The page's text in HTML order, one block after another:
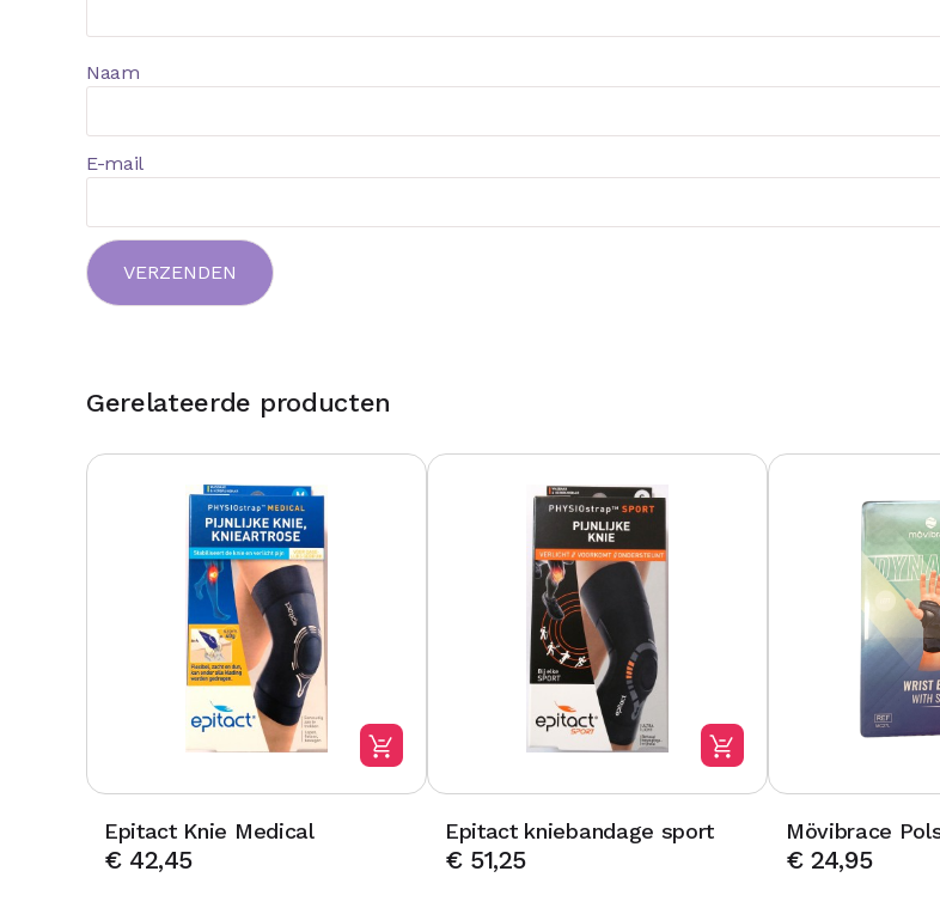
Naam
E-mail
Gerelateerde producten
Epitact Knie Medical
€42,45
Epitact kniebandage sport
€51,25
Mövibrace
€24,95